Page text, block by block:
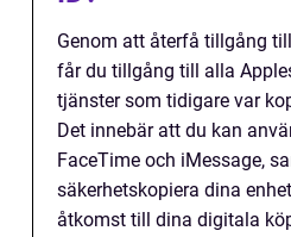
Genom att återfå tillgång
får du tillgång till alla
tjänster som tidigare var
Det innebär att du kan
FaceTime och iMessage,
säkerhetskopiera dina
åtkomst till dina digitala